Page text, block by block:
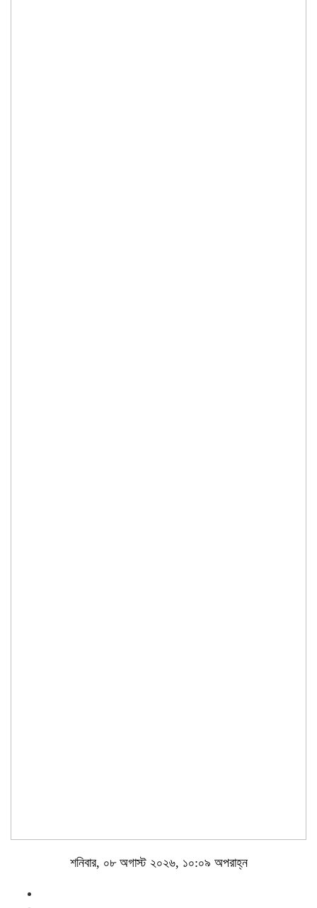
শনিবার, ০৮ অগাস্ট ২০২৬, ১০:০৯ অপরাহ্ন